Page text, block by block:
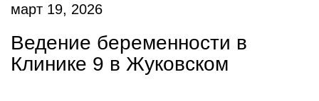
март 19, 2026
Ведение беременности в
Клинике 9 в Жуковском